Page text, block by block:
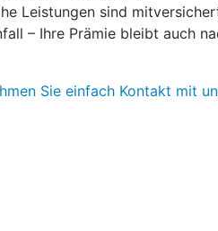
Leistungen sind
– Ihre Prämie bleibt auch
Sie einfach Kontakt mit